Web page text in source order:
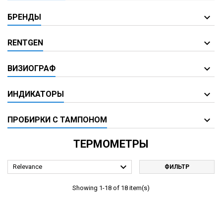
БРЕНДЫ
RENTGEN
ВИЗИОГРАФ
ИНДИКАТОРЫ
ПРОБИРКИ С ТАМПОНОМ
ТЕРМОМЕТРЫ
Relevance  ФИЛЬТР
Showing 1-18 of 18 item(s)